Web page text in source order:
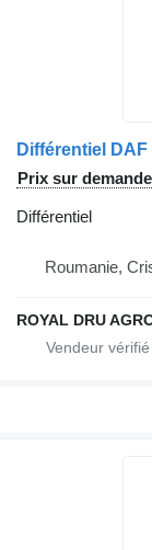
Prix sur demande
Différentiel
Roumanie,
ROYAL DRU